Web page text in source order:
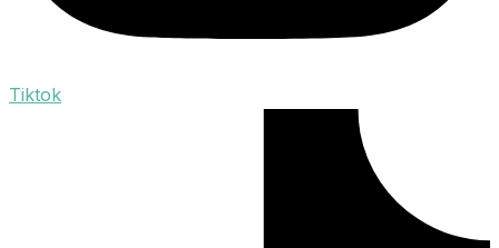
Tiktok